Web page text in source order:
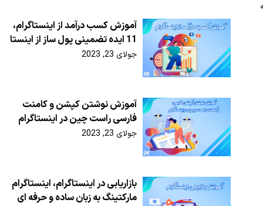
آموزش کسب درآمد از اینستاگرام،
11 ایده تضمینی پول ساز از اینستا
جولای 23, 2023
آموزش نوشتن کپشن و کامنت
فارسی راست چین در اینستاگرام
جولای 23, 2023
بازاریابی در اینستاگرام، اینستاگرام
مارکتینگ به زبان ساده و حرفه ای